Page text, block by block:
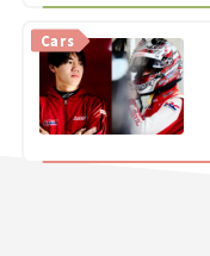
Cars